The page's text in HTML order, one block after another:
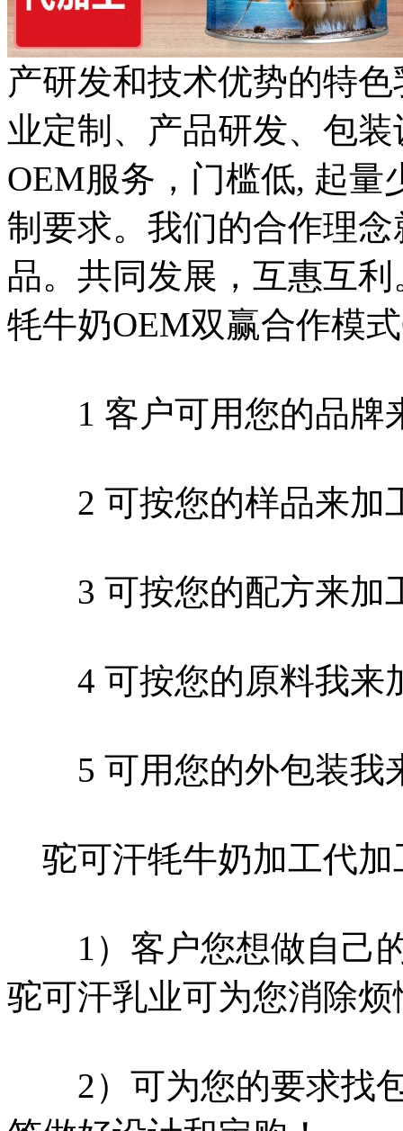
产研发和技术优势的特
业定制、产品研发、包
OEM服务，门槛低, 起量
制要求。我们的合作理
品。共同发展，互惠互利
牦牛奶OEM双赢合作模
1 客户可用您的品牌
2 可按您的样品来加
3 可按您的配方来加
4 可按您的原料我来
5 可用您的外包装我
驼可汗牦牛奶加工代加
1）客户您想做自己的
驼可汗乳业可为您消除
2）可为您的要求找包